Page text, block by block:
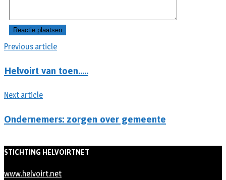
Previous article
Helvoirt van toen…..
Next article
Ondernemers: zorgen over gemeente
STICHTING HELVOIRTNET
www.helvoirt.net